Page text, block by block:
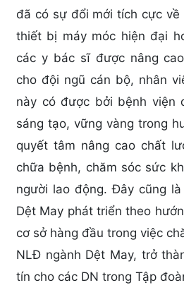
đã có sự đổi mới tích cực về
thiết bị máy móc hiện đại
các y bác sĩ được nâng
cho đội ngũ cán bộ, nhân
này có được bởi bệnh viện
sáng tạo, vững vàng trong
quyết tâm nâng cao chất
chữa bệnh, chăm sóc sức
người lao động. Đây cũng
Dệt May phát triển theo
cơ sở hàng đầu trong việc
NLĐ ngành Dệt May, trở
tín cho các DN trong Tập